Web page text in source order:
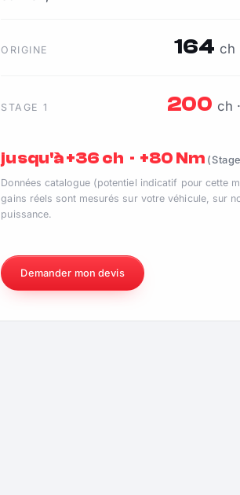
ORIGINE 164 ch
STAGE 1 200 ch ·
jusqu'à +36 ch · +80 Nm
Données catalogue (potentiel indicatif pour cette
gains réels sont mesurés sur votre véhicule, sur
puissance.
Demander mon devis